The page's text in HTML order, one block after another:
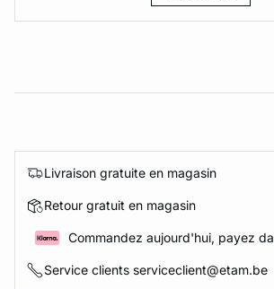
Livraison gratuite en magasin
Retour gratuit en magasin
Commandez aujourd'hui, payez
Service clients serviceclient@etam.be